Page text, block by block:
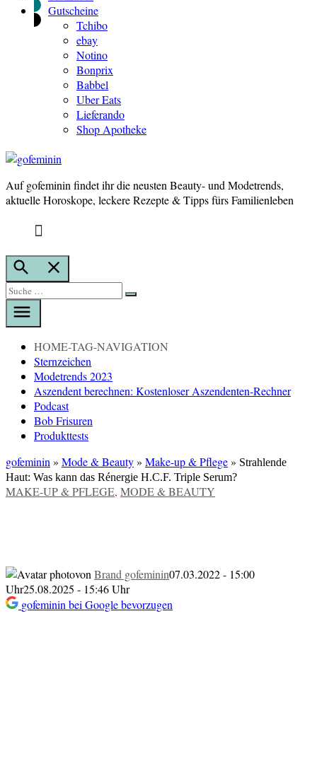
Gutscheine
Tchibo
ebay
Notino
Bonprix
Babbel
Uber Eats
Lieferando
Shop Apotheke
gofeminin
Auf gofeminin findet ihr die neusten Beauty- und Modetrends,
aktuelle Horoskope, leckere Rezepte & Tipps fürs Familienleben
Suche
öffnen
Suche
nach:
Suche
HOME-TAG-NAVIGATION
Sternzeichen
Modetrends 2023
Aszendent berechnen: Kostenloser Aszendenten-Rechner
Podcast
Bob Frisuren
Produkttests
gofeminin » Mode & Beauty» Make-up & Pflege» Strahlende
Haut: Was kann das Rénergie H.C.F. Triple Serum?
VERÖFFENTLICHT
MAKE-UP & PFLEGE, MODE & BEAUTY
von Brand gofeminin07.03.2022 - 15:00
Uhr25.08.2025 - 15:46 Uhr
gofeminin bei Google bevorzugen